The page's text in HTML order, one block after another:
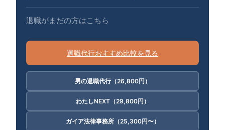
退職がまだの方はこちら
退職代行おすすめ比較を見る
男の退職代行（26,800円）
わたしNEXT（29,800円）
ガイア法律事務所（25,300円〜）